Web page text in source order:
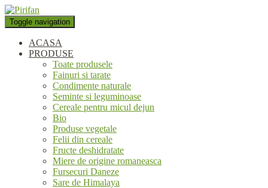
Toggle navigation
ACASA
PRODUSE
Toate produsele
Fainuri si tarate
Condimente naturale
Seminte si leguminoase
Cereale pentru micul dejun
Bio
Produse vegetale
Felii din cereale
Fructe deshidratate
Miere de origine romaneasca
Fursecuri Daneze
Sare de Himalaya
personaliza conținutul și anunțurile, pentru a oferi funcții de rețele
sociale și pentru a analiza traficul. De asemenea, le oferim partenerilor
de rețele sociale, de publicitate și de analize informații cu privire la
modul în care folosiți site-ul nostru. Aceștia le pot combina cu alte
informații oferite de dvs. sau culese în urma folosirii serviciilor lor.
Okay, thanks